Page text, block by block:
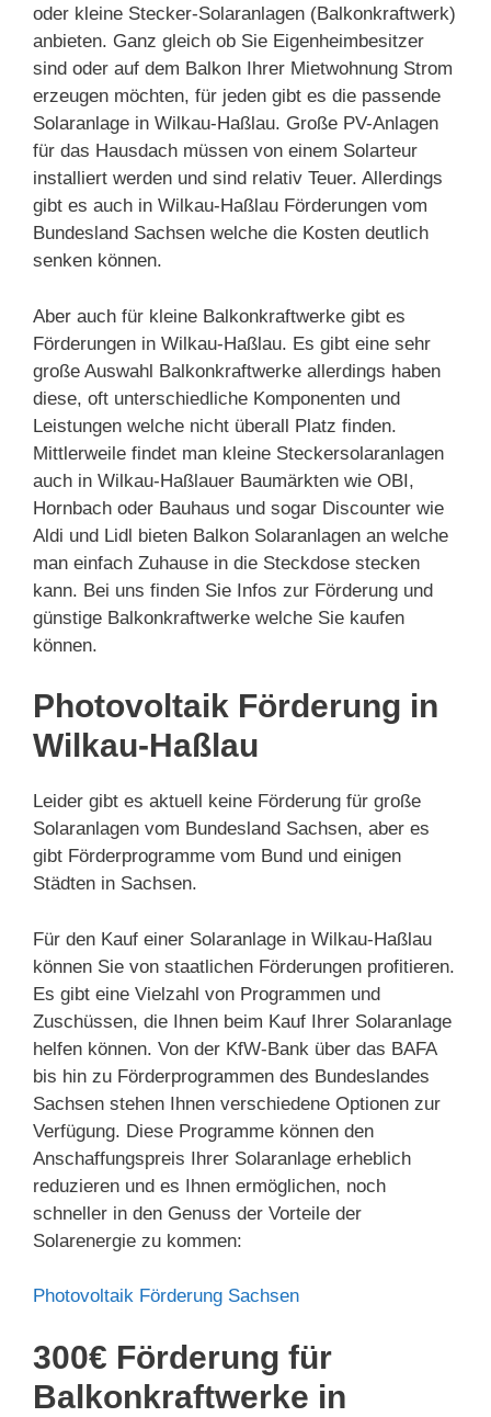
oder kleine Stecker-Solaranlagen (Balkonkraftwerk)
anbieten. Ganz gleich ob Sie Eigenheimbesitzer
sind oder auf dem Balkon Ihrer Mietwohnung Strom
erzeugen möchten, für jeden gibt es die passende
Solaranlage in Wilkau-Haßlau. Große PV-Anlagen
für das Hausdach müssen von einem Solarteur
installiert werden und sind relativ Teuer. Allerdings
gibt es auch in Wilkau-Haßlau Förderungen vom
Bundesland Sachsen welche die Kosten deutlich
senken können.
Aber auch für kleine Balkonkraftwerke gibt es
Förderungen in Wilkau-Haßlau. Es gibt eine sehr
große Auswahl Balkonkraftwerke allerdings haben
diese, oft unterschiedliche Komponenten und
Leistungen welche nicht überall Platz finden.
Mittlerweile findet man kleine Steckersolaranlagen
auch in Wilkau-Haßlauer Baumärkten wie OBI,
Hornbach oder Bauhaus und sogar Discounter wie
Aldi und Lidl bieten Balkon Solaranlagen an welche
man einfach Zuhause in die Steckdose stecken
kann. Bei uns finden Sie Infos zur Förderung und
günstige Balkonkraftwerke welche Sie kaufen
können.
Photovoltaik Förderung in
Wilkau-Haßlau
Leider gibt es aktuell keine Förderung für große
Solaranlagen vom Bundesland Sachsen, aber es
gibt Förderprogramme vom Bund und einigen
Städten in Sachsen.
Für den Kauf einer Solaranlage in Wilkau-Haßlau
können Sie von staatlichen Förderungen profitieren.
Es gibt eine Vielzahl von Programmen und
Zuschüssen, die Ihnen beim Kauf Ihrer Solaranlage
helfen können. Von der KfW-Bank über das BAFA
bis hin zu Förderprogrammen des Bundeslandes
Sachsen stehen Ihnen verschiedene Optionen zur
Verfügung. Diese Programme können den
Anschaffungspreis Ihrer Solaranlage erheblich
reduzieren und es Ihnen ermöglichen, noch
schneller in den Genuss der Vorteile der
Solarenergie zu kommen:
Photovoltaik Förderung Sachsen
300€ Förderung für
Balkonkraftwerke in